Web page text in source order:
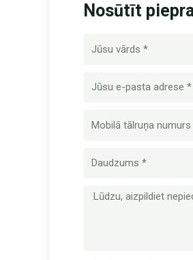
Nosūtīt
Daudzums
Ziņa